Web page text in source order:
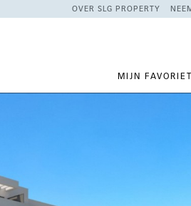
OVER SLG PROPERTY
MIJN